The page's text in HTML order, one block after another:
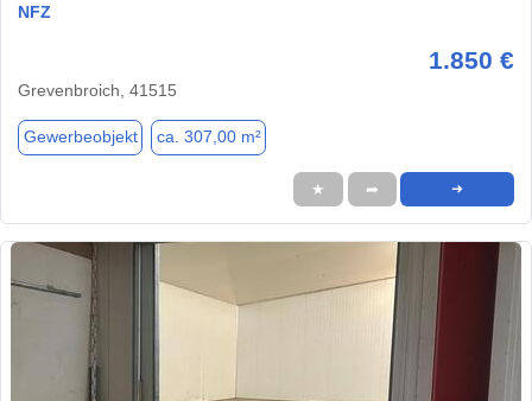
NFZ
1.850 €
Grevenbroich, 41515
Gewerbeobjekt ca. 307,00 m²
★ ➦ ➜